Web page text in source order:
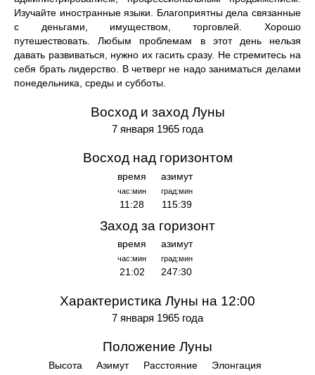
Изучайте иностранные языки. Благоприятны дела связанные
с деньгами, имуществом, торговлей. Хорошо
путешествовать. Любым проблемам в этот день нельзя
давать развиваться, нужно их гасить сразу. Не стремитесь на
себя брать лидерство. В четверг не надо заниматься делами
понедельника, среды и субботы.
Восход и заход Луны
7 января 1965 года
Восход над горизонтом
время
час:мин
11:28
азимут
град:мин
115:39
Заход за горизонт
время
час:мин
21:02
азимут
град:мин
247:30
Характеристика Луны на 12:00
7 января 1965 года
Положение Луны
Высота Азимут Расстояние Элонгация